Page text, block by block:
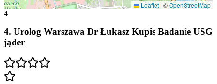
Leaflet | ©OpenStreetMap
4
4. Urolog Warszawa Dr Łukasz Kupis Badanie USG
jąder